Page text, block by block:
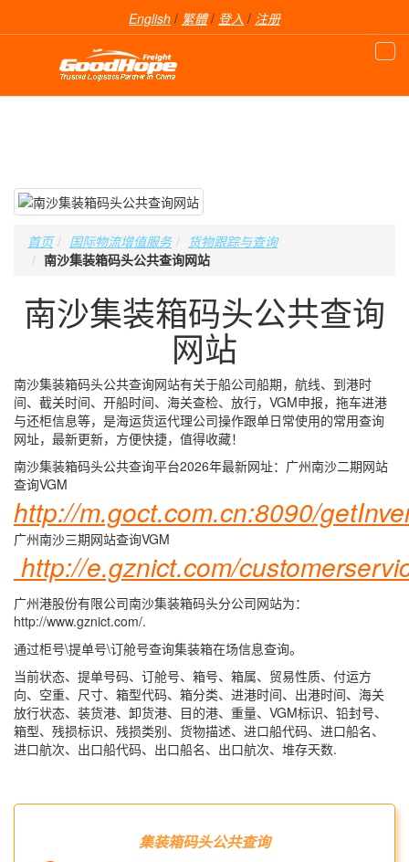
English / 繁體/ 登入 / 注册
首页 国际物流增值服务
货物跟踪与查询
南沙集装箱码头公共查询网站
南沙集装箱码头公共查询
网站
南沙集装箱码头公共查询网站有关于船公司船期，航线、到港时
间、截关时间、开船时间、海关查检、放行，VGM申报，拖车进港
与还柜信息等，是海运货运代理公司操作跟单日常使用的常用查询
网址，最新更新，方便快捷，值得收藏！
南沙集装箱码头公共查询平台2026年最新网址：广州南沙二期网站
查询VGM
http://m.goct.com.cn:8090/
广州南沙三期网站查询VGM
http://e.gznict.com/
广州港股份有限公司南沙集装箱码头分公司网站为：
http://www.gznict.com/.
通过柜号\提单号\订舱号查询集装箱在场信息查询。
当前状态、提单号码、订舱号、箱号、箱属、贸易性质、付运方
向、空重、尺寸、箱型代码、箱分类、进港时间、出港时间、海关
放行状态、装货港、卸货港、目的港、重量、VGM标识、铅封号、
箱型、残损标识、残损类别、货物描述、进口船代码、进口船名、
进口航次、出口船代码、出口船名、出口航次、堆存天数.
集装箱码头公共查询